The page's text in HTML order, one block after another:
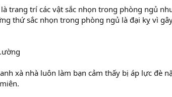
trang trí các vật sắc nhọn trong phòng ngủ
thứ sắc nhọn trong phòng ngủ là đại kỵ vì
xà nhà luôn làm bạn cảm thấy bị áp lực đè